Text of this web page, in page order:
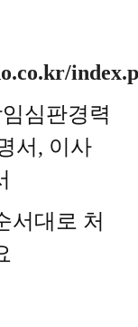
심판경력
서, 이사
서대로 처